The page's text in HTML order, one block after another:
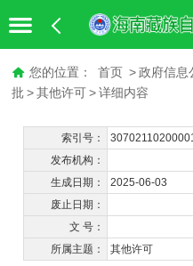
您的位置： 首页 > 政府信息
批 > 其他许可 > 详细内容
索引号：
发布机构：
生成日期：
2025-06-03
废止日期：
文 号：
所属主题：
其他许可